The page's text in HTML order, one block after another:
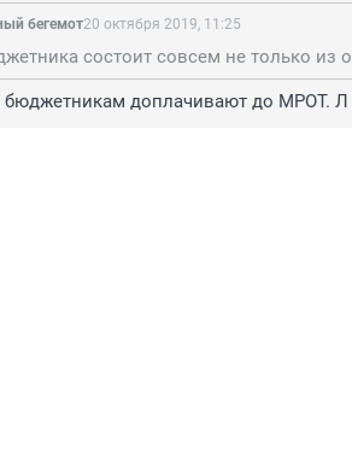
бегемот20 октября 2019, 11:25
бюджетникам доплачивают до МРОТ. Л